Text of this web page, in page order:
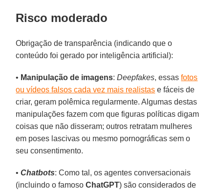
Risco moderado
Obrigação de transparência (indicando que o
conteúdo foi gerado por inteligência artificial):
• Manipulação de imagens:Deepfakes, essasfotos
ou vídeos falsos cada vez mais realistas e fáceis de
criar, geram polêmica regularmente. Algumas destas
manipulações fazem com que figuras políticas digam
coisas que não disseram; outros retratam mulheres
em poses lascivas ou mesmo pornográficas sem o
seu consentimento.
•Chatbots: Como tal, os agentes conversacionais
(incluindo o famosoChatGPT) são considerados de